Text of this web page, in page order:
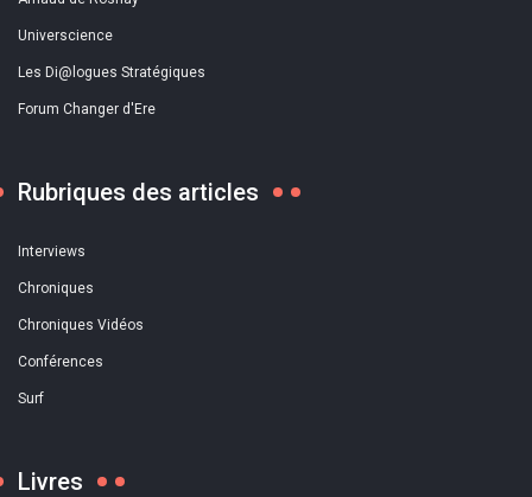
Universcience
Les Di@logues Stratégiques
Forum Changer d'Ere
Rubriques des articles
Interviews
Chroniques
Chroniques Vidéos
Conférences
Surf
Livres